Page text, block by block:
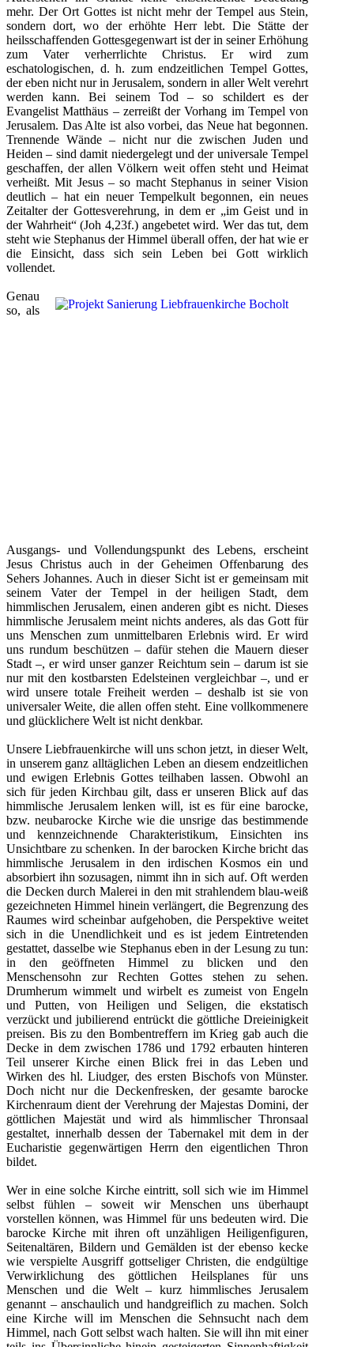
mehr. Der Ort Gottes ist nicht mehr der Tempel aus Stein,
sondern dort, wo der erhöhte Herr lebt. Die Stätte der
heilsschaffenden Gottesgegenwart ist der in seiner Erhöhung
zum Vater verherrlichte Christus. Er wird zum
eschatologischen, d. h. zum endzeitlichen Tempel Gottes,
der eben nicht nur in Jerusalem, sondern in aller Welt verehrt
werden kann. Bei seinem Tod – so schildert es der
Evangelist Matthäus – zerreißt der Vorhang im Tempel von
Jerusalem. Das Alte ist also vorbei, das Neue hat begonnen.
Trennende Wände – nicht nur die zwischen Juden und
Heiden – sind damit niedergelegt und der universale Tempel
geschaffen, der allen Völkern weit offen steht und Heimat
verheißt. Mit Jesus – so macht Stephanus in seiner Vision
deutlich – hat ein neuer Tempelkult begonnen, ein neues
Zeitalter der Gottesverehrung, in dem er „im Geist und in
der Wahrheit“ (Joh 4,23f.) angebetet wird. Wer das tut, dem
steht wie Stephanus der Himmel überall offen, der hat wie er
die Einsicht, dass sich sein Leben bei Gott wirklich
vollendet.
Genau
so, als
Ausgangs- und Vollendungspunkt des Lebens, erscheint
Jesus Christus auch in der Geheimen Offenbarung des
Sehers Johannes. Auch in dieser Sicht ist er gemeinsam mit
seinem Vater der Tempel in der heiligen Stadt, dem
himmlischen Jerusalem, einen anderen gibt es nicht. Dieses
himmlische Jerusalem meint nichts anderes, als das Gott für
uns Menschen zum unmittelbaren Erlebnis wird. Er wird
uns rundum beschützen – dafür stehen die Mauern dieser
Stadt –, er wird unser ganzer Reichtum sein – darum ist sie
nur mit den kostbarsten Edelsteinen vergleichbar –, und er
wird unsere totale Freiheit werden – deshalb ist sie von
universaler Weite, die allen offen steht. Eine vollkommenere
und glücklichere Welt ist nicht denkbar.
Unsere Liebfrauenkirche will uns schon jetzt, in dieser Welt,
in unserem ganz alltäglichen Leben an diesem endzeitlichen
und ewigen Erlebnis Gottes teilhaben lassen. Obwohl an
sich für jeden Kirchbau gilt, dass er unseren Blick auf das
himmlische Jerusalem lenken will, ist es für eine barocke,
bzw. neubarocke Kirche wie die unsrige das bestimmende
und kennzeichnende Charakteristikum, Einsichten ins
Unsichtbare zu schenken. In der barocken Kirche bricht das
himmlische Jerusalem in den irdischen Kosmos ein und
absorbiert ihn sozusagen, nimmt ihn in sich auf. Oft werden
die Decken durch Malerei in den mit strahlendem blau-weiß
gezeichneten Himmel hinein verlängert, die Begrenzung des
Raumes wird scheinbar aufgehoben, die Perspektive weitet
sich in die Unendlichkeit und es ist jedem Eintretenden
gestattet, dasselbe wie Stephanus eben in der Lesung zu tun:
in den geöffneten Himmel zu blicken und den
Menschensohn zur Rechten Gottes stehen zu sehen.
Drumherum wimmelt und wirbelt es zumeist von Engeln
und Putten, von Heiligen und Seligen, die ekstatisch
verzückt und jubilierend entrückt die göttliche Dreieinigkeit
preisen. Bis zu den Bombentreffern im Krieg gab auch die
Decke in dem zwischen 1786 und 1792 erbauten hinteren
Teil unserer Kirche einen Blick frei in das Leben und
Wirken des hl. Liudger, des ersten Bischofs von Münster.
Doch nicht nur die Deckenfresken, der gesamte barocke
Kirchenraum dient der Verehrung der Majestas Domini, der
göttlichen Majestät und wird als himmlischer Thronsaal
gestaltet, innerhalb dessen der Tabernakel mit dem in der
Eucharistie gegenwärtigen Herrn den eigentlichen Thron
bildet.
Wer in eine solche Kirche eintritt, soll sich wie im Himmel
selbst fühlen – soweit wir Menschen uns überhaupt
vorstellen können, was Himmel für uns bedeuten wird. Die
barocke Kirche mit ihren oft unzähligen Heiligenfiguren,
Seitenaltären, Bildern und Gemälden ist der ebenso kecke
wie verspielte Ausgriff gottseliger Christen, die endgültige
Verwirklichung des göttlichen Heilsplanes für uns
Menschen und die Welt – kurz himmlisches Jerusalem
genannt – anschaulich und handgreiflich zu machen. Solch
eine Kirche will im Menschen die Sehnsucht nach dem
Himmel, nach Gott selbst wach halten. Sie will ihn mit einer